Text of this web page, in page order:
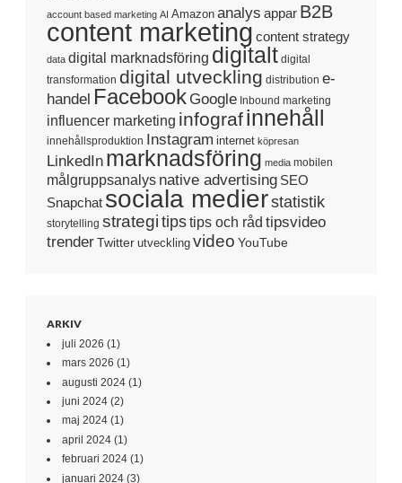
account based marketing AI Amazon analys appar B2B
content marketing content strategy
data digital marknadsföring digitalt digital
transformation digital utveckling distribution e-
handel Facebook Google Inbound marketing
influencer marketing infografinnehåll
innehållsproduktion Instagram internet köpresan
LinkedIn marknadsföring media mobilen
målgruppsanalys native advertising SEO
Snapchat sociala medierstatistik
storytelling strategi tipstips och råd tipsvideo
trenderTwitter utveckling video YouTube
ARKIV
juli 2026 (1)
mars 2026 (1)
augusti 2024 (1)
juni 2024 (2)
maj 2024 (1)
april 2024 (1)
februari 2024 (1)
januari 2024 (3)